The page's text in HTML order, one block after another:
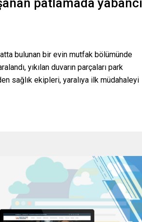
bulunan bir evin mutfak bölümünde
yıkılan duvarın parçaları park
sağlık ekipleri, yaralıya ilk müdahaleyi